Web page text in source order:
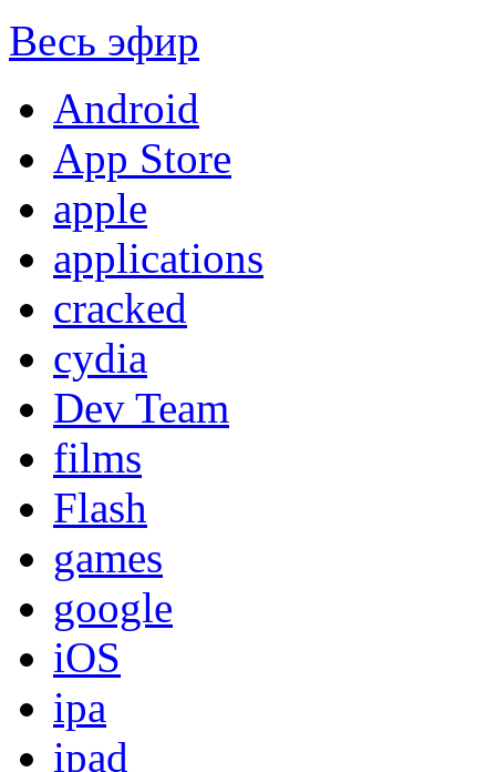
Весь эфир
Android
App Store
apple
applications
cracked
cydia
Dev Team
films
Flash
games
google
iOS
ipa
ipad